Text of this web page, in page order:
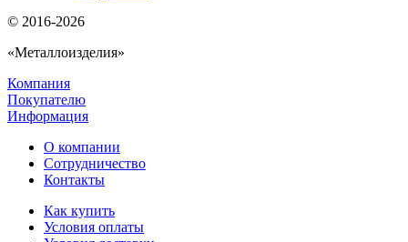
© 2016-2026
«Металлоизделия»
Компания
Покупателю
Информация
О компании
Сотрудничество
Контакты
Как купить
Условия оплаты